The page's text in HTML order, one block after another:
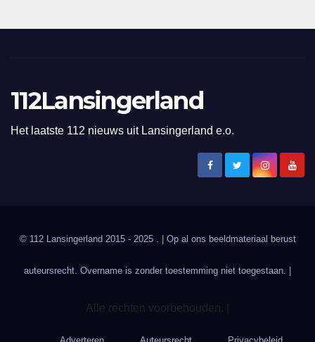
112Lansingerland
Het laatste 112 nieuws uit Lansingerland e.o.
© 112 Lansingerland 2015 - 2025 . | Op al ons beeldmateriaal berust
auteursrecht. Overname is zonder toestemming niet toegestaan. |
Alle rechten voorbehouden. |